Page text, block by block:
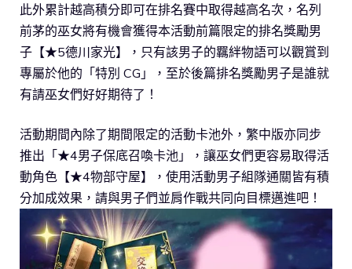
此外累計越高積分即可在排名賽中取得越高名次，名列
前茅的巫女將有機會獲得本活動前篇限定的排名獎勵男
子【★5德川家光】，只有該男子的羈絆物語可以觀賞到
專屬於他的「特別 CG」，至於後篇排名獎勵男子是誰就
有請巫女們好好期待了！
活動期間內除了期間限定的活動卡池外，繁中版亦同步
推出「★4男子保底召喚卡池」，讓巫女們更容易取得活
動角色【★4物部守屋】，使用活動男子組隊通關皆有積
分加成效果，請與男子們並肩作戰共同向目標邁進吧！